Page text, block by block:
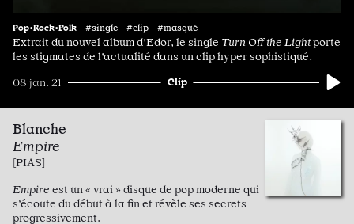
Pop•Rock•Folk #single #clip #masqué
Extrait du nouvel album d'Edor, le single Turn Off the Lightporte
les stigmates de l'actualité dans un clip hyper sophistiqué.
08 jan. 21 Clip
Blanche
Empire
[PIAS]
Empire est un « vrai » disque de pop moderne qui
s’écoute du début à la fin et révèle ses secrets
progressivement.